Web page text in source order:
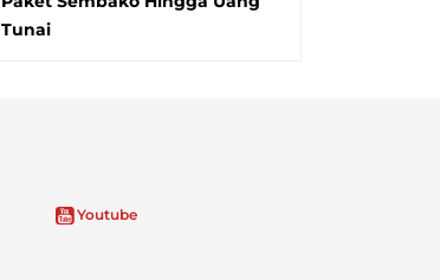
Tunai
Youtube